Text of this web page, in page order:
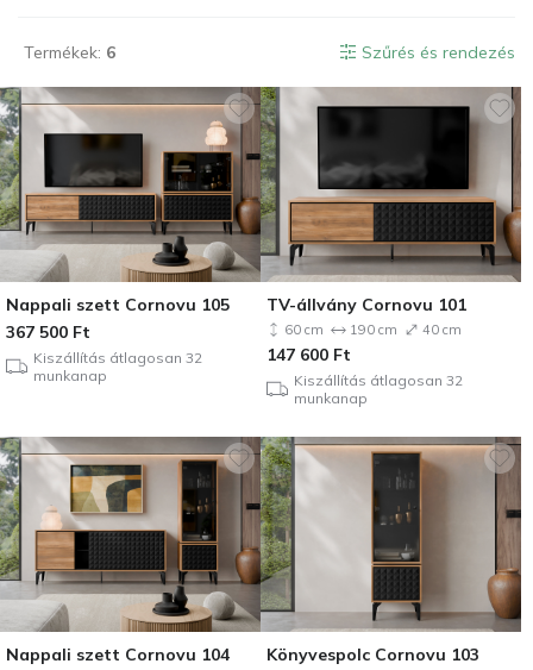
Termékek: 6 Szűrés és rendezés
Nappali szett Cornovu 105
367 500 Ft
Kiszállítás átlagosan 32
munkanap
TV-állvány Cornovu 101
60 cm 190 cm 40 cm
147 600 Ft
Kiszállítás átlagosan 32
munkanap
Nappali szett Cornovu 104
Könyvespolc Cornovu 103